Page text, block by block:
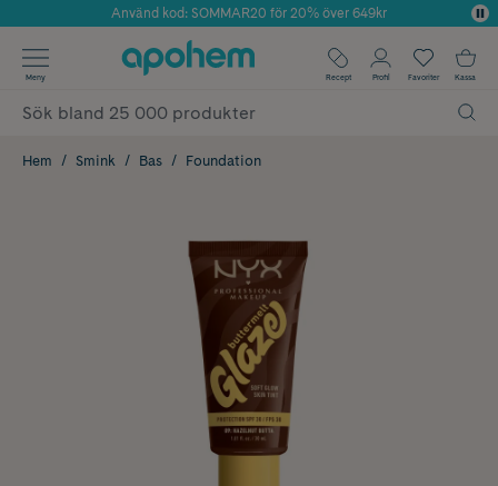
Årets Butik 2025 inom Skönhet
Använd kod: SOMMAR20 för 20% över 649kr
✓ Fri frakt
✓ Poäng på alla köp*
Meny Recept Profil Favoriter Kassa
Hem Smink Bas Foundation